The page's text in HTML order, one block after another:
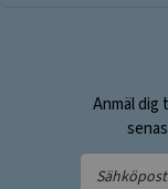
Anmäl dig